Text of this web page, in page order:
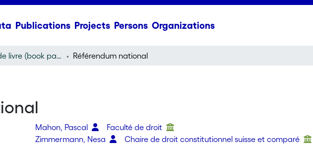
Publications Projects Persons Organizations
Chapitre de livre (book part) Référendum national
Mahon, Pascal
Faculté de droit
Zimmermann, Nesa
Chaire de droit constitutionnel suisse et comparé